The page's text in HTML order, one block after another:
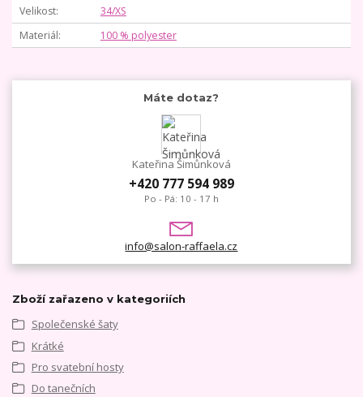
Velikost
34/XS
Materiál
100 % polyester
Máte dotaz?
Kateřina Šimůnková
+420 777 594 989
Po - Pá: 10 - 17 h
info@salon-raffaela.cz
Zboží zařazeno v kategoriích
Společenské šaty
Krátké
Pro svatební hosty
Do tanečních